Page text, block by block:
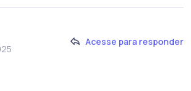
Acesse para responder